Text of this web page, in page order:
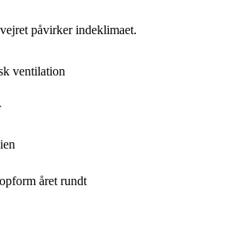
påvirker indeklimaet.
ventilation
året rundt